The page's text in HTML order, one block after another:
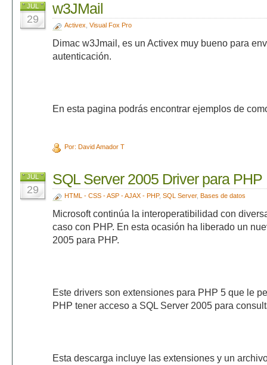
JUL
29
w3JMail
Activex Visual Fox Pro
Dimac w3Jmail, es un Activex muy bueno para
autenticación.
En esta pagina podrás encontrar ejemplos de
Por: David Amador T
JUL
29
SQL Server 2005 Driver para PHP
HTML - CSS - ASP - AJAX - PHP, SQL Server, Bases de datos
Microsoft continúa la interoperatibilidad con
caso con PHP. En esta ocasión ha liberado un
2005 para PHP.
Este drivers son extensiones para PHP 5 que le
PHP tener acceso a SQL Server 2005 para
Esta descarga incluye las extensiones y un